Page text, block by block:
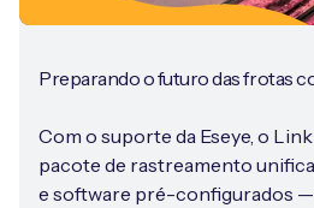
Preparando o futuro das frotas
Com o suporte da Eseye, o
pacote de rastreamento
e software pré-configurados —